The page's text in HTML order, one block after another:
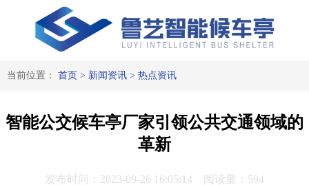
当前位置： 首页 > 新闻资讯> 热点资讯
智能公交候车亭厂家引领公共交通领域的
革新
发布时间：2023-09-26 16:05:14 阅读量：594